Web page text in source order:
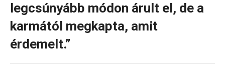
legcsúnyább módon árult el, de a
karmától megkapta, amit
érdemelt.”